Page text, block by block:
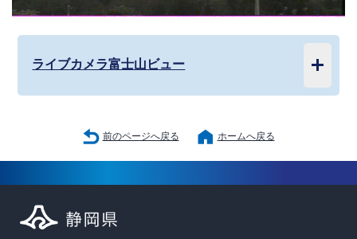
ライブカメラ富士山ビュー
前のページへ戻る ホームへ戻る